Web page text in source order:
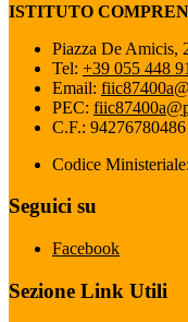
ISTITUTO
Piazza De Amicis,
Tel: +39 055 448
Email:
PEC:
C.F.: 94276780486
Codice
Seguici su
Facebook
Sezione Link Utili